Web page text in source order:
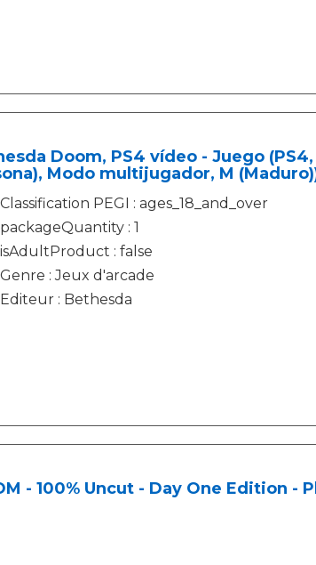
Doom, PS4 vídeo - Juego
Modo multijugador, M
Classification PEGI : ages_18_and_over
packageQuantity : 1
isAdultProduct : false
Genre : Jeux d'arcade
Editeur : Bethesda
- 100% Uncut - Day One Edition